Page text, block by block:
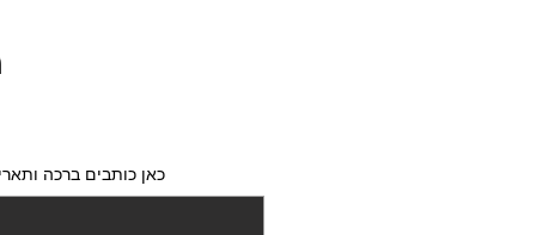
כאן כותבים ברכה